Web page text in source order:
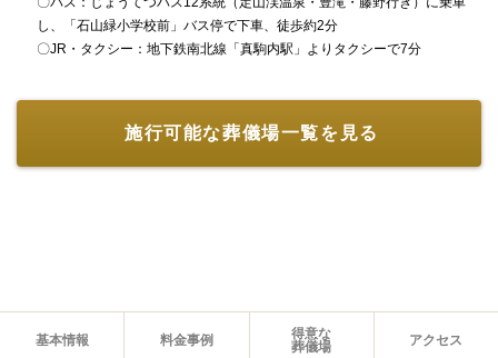
※セットプランに含まれない内容、飲食接待費（料理、飲物、返
礼品、式場料、火葬場関係費、宗教者費用など）諸条件により変
ご希望やご予算に合わせた適正価格を見積るためには、人数・場
所（式場、火葬場）・宗教形式などを葬儀社と擦り合わせること
安置場所へのご搬送
し、「石山緑小学校前」バス停で下車、徒歩約2分
〇JR・タクシー：地下鉄南北線「真駒内駅」よりタクシーで7分
施行可能な葬儀場一覧を見る
基本情報 料金事例
得意な
葬儀場
アクセス